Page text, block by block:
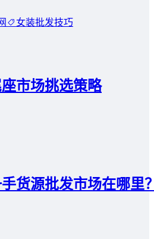
女装批发技巧
市场挑选策略
货源批发市场在哪里